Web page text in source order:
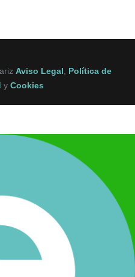
Aviso Legal
Política de
y Cookies